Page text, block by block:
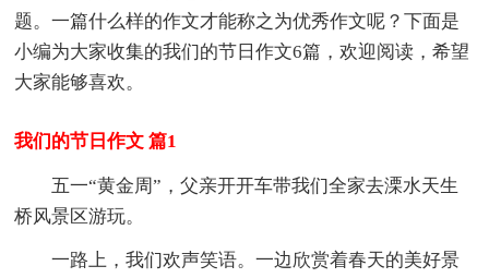
题。一篇什么样的作文才能称之为优秀作文呢？下面是
小编为大家收集的我们的节日作文6篇，欢迎阅读，希望
大家能够喜欢。
我们的节日作文 篇1
五一“黄金周”，父亲开开车带我们全家去溧水天生
桥风景区游玩。
一路上，我们欢声笑语。一边欣赏着春天的美好景